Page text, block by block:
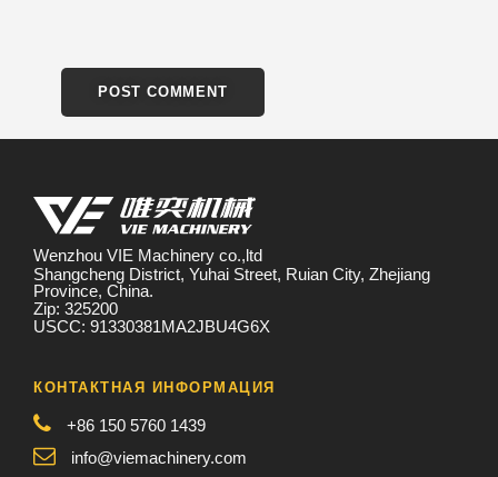
Wenzhou VIE Machinery co.,ltd
Shangcheng District, Yuhai Street, Ruian City, Zhejiang
Province, China.
Zip: 325200
USCC: 91330381MA2JBU4G6X
КОНТАКТНАЯ ИНФОРМАЦИЯ
+86 150 5760 1439
info@viemachinery.com